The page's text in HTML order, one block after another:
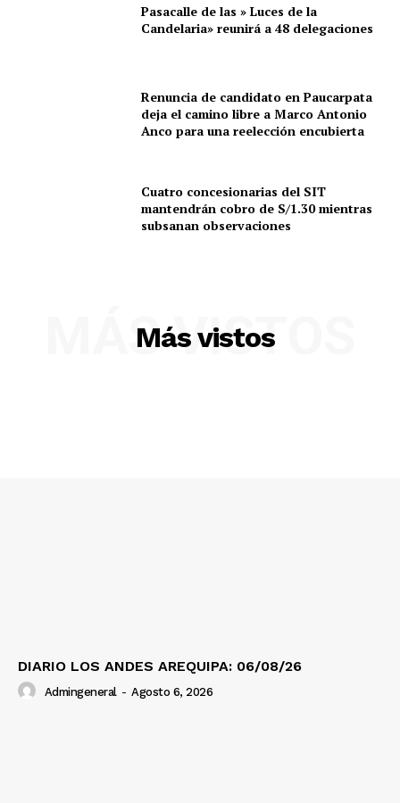
Pasacalle de las » Luces de la
Candelaria» reunirá a 48 delegaciones
Renuncia de candidato en Paucarpata
deja el camino libre a Marco Antonio
Anco para una reelección encubierta
Cuatro concesionarias del SIT
mantendrán cobro de S/1.30 mientras
subsanan observaciones
Más vistos
MÁS VISTOS
DIARIO LOS ANDES AREQUIPA: 06/08/26
Admingeneral - Agosto 6, 2026